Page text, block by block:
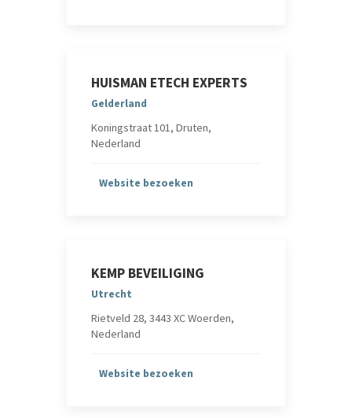
HUISMAN ETECH EXPERTS
Gelderland
Koningstraat 101, Druten,
Nederland
Website bezoeken
KEMP BEVEILIGING
Utrecht
Rietveld 28, 3443 XC Woerden,
Nederland
Website bezoeken